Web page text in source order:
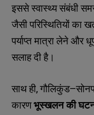
इससे स्वास्थ्य संबंधी
जैसी परिस्थितियों का
पर्याप्त मात्रा लेने और
सलाह दी है।
साथ ही, गौलिकुंड–
कारण भूस्खलन की